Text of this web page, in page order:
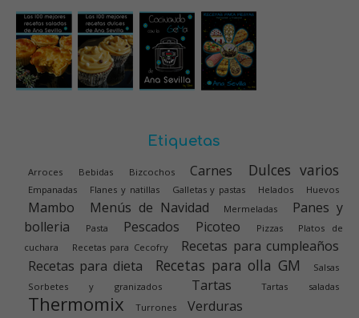
Etiquetas
Arroces Bebidas Bizcochos Carnes Dulces varios
Empanadas Flanes y natillas Galletas y pastas Helados Huevos
Mambo Menús de Navidad Mermeladas
Panes y
bolleria
Pasta Pescados Picoteo Pizzas
Platos de
cuchara
Recetas para Cecofry
Recetas para cumpleaños
Recetas para dieta
Recetas para olla GM
Salsas
Sorbetes y granizados
Tartas Tartas saladas
Thermomix Turrones Verduras